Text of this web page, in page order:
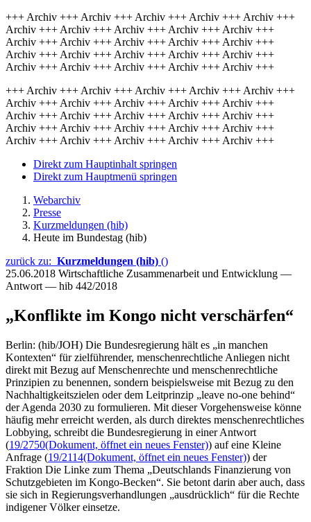
+++ Archiv +++ Archiv +++ Archiv +++ Archiv +++ Archiv +++
Archiv +++ Archiv +++ Archiv +++ Archiv +++ Archiv +++
Archiv +++ Archiv +++ Archiv +++ Archiv +++ Archiv +++
Archiv +++ Archiv +++ Archiv +++ Archiv +++ Archiv +++
Archiv +++ Archiv +++ Archiv +++ Archiv +++ Archiv +++
+++ Archiv +++ Archiv +++ Archiv +++ Archiv +++ Archiv +++
Archiv +++ Archiv +++ Archiv +++ Archiv +++ Archiv +++
Archiv +++ Archiv +++ Archiv +++ Archiv +++ Archiv +++
Archiv +++ Archiv +++ Archiv +++ Archiv +++ Archiv +++
Archiv +++ Archiv +++ Archiv +++ Archiv +++ Archiv +++
Direkt zum Hauptinhalt springen
Direkt zum Hauptmenü springen
Webarchiv
Presse
Kurzmeldungen (hib)
Heute im Bundestag (hib)
zurück zu: Kurzmeldungen (hib) ()
25.06.2018 Wirtschaftliche Zusammenarbeit und Entwicklung —
Antwort — hib 442/2018
„Konflikte im Kongo nicht verschärfen“
Berlin: (hib/JOH) Die Bundesregierung hält es „in manchen
Kontexten“ für zielführender, menschenrechtliche Anliegen nicht
direkt mit Bezug auf Menschenrechte und menschenrechtliche
Prinzipien zu benennen, sondern beispielsweise mit Bezug zu den
Nachhaltigkeitszielen oder dem Leitprinzip „leave no-one behind“
der Agenda 2030 zu formulieren. Mit dieser Vorgehensweise könne
häufig mehr erreicht werden, als durch direktes menschenrechtliches
Lobbying, schreibt die Bundesregierung in einer Antwort
(19/2750(Dokument, öffnet ein neues Fenster)) auf eine Kleine
Anfrage (19/2114(Dokument, öffnet ein neues Fenster)) der
Fraktion Die Linke zum Thema „Deutschlands Finanzierung von
Schutzgebieten im Kongo-Becken“. Sie betont darin aber auch, dass
sie sich in Regierungsverhandlungen „ausdrücklich“ für die Rechte
indigener Völker einsetze.